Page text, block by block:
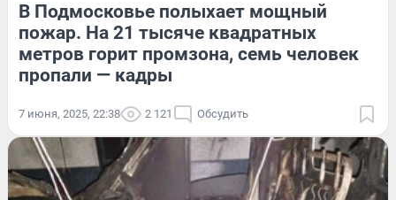
В Подмосковье полыхает мощный
пожар. На 21 тысяче квадратных
метров горит промзона, семь человек
пропали — кадры
7 июня, 2025, 22:38 2 121 Обсудить